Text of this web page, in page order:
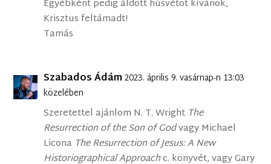
Egyébként pedig áldott húsvétot kívánok,
Krisztus feltámadt!
Tamás
Szabados Ádám2023. április 9. vasárnap-n 13:03
közelében
Szeretettel ajánlom N. T. Wright The
Resurrection of the Son of Godvagy Michael
Licona The Resurrection of Jesus: A New
Historiographical Approachc. könyvét, vagy Gary